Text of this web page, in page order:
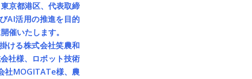
京都港区、代表取締
AI活用の推進を目的
催いたします。
ける株式会社笑農和
社様、ロボット技術
社MOGITATe様、農